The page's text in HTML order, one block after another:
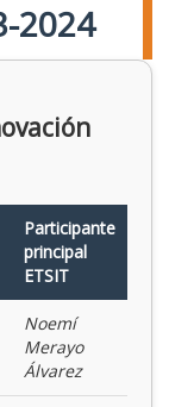
2024
Participante
principal
ETSIT
Noemí
Merayo
Álvarez